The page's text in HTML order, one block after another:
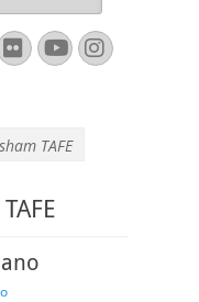
FlickrYouTube
TAFE